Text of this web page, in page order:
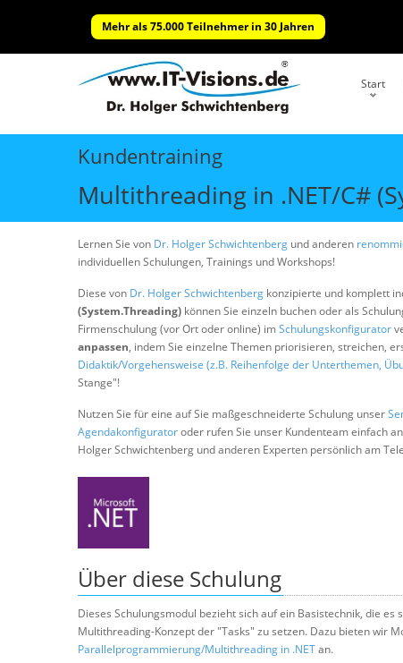
Mehr als 75.000 Teilnehmer in 30 Jahren
Start
Kundentraining
Multithreading in .NET/C#
Lernen Sie von Dr. Holger Schwichtenberg und anderen
individuellen Schulungen, Trainings und Workshops!
Diese von Dr. Holger Schwichtenberg konzipierte und komplett
(System.Threading) können Sie einzeln buchen oder als
Firmenschulung (vor Ort oder online) imSchulungskonfigurator
anpassen, indem Sie einzelne Themen priorisieren, streichen,
Didaktik/Vorgehensweise (z.B. Reihenfolge der Unterthemen,
Stange"!
Nutzen Sie für eine auf Sie maßgeschneiderte Schulung unser
Agendakonfiguratoroder rufen Sie unser Kundenteam einfach
Holger Schwichtenberg und anderen Experten persönlich am
Über diese Schulung
Dieses Schulungsmodul bezieht sich auf ein Basistechnik, die
Multithreading-Konzept der "Tasks" zu setzen. Dazu bieten wir
Parallelprogrammierung/Multithreading in .NETan.